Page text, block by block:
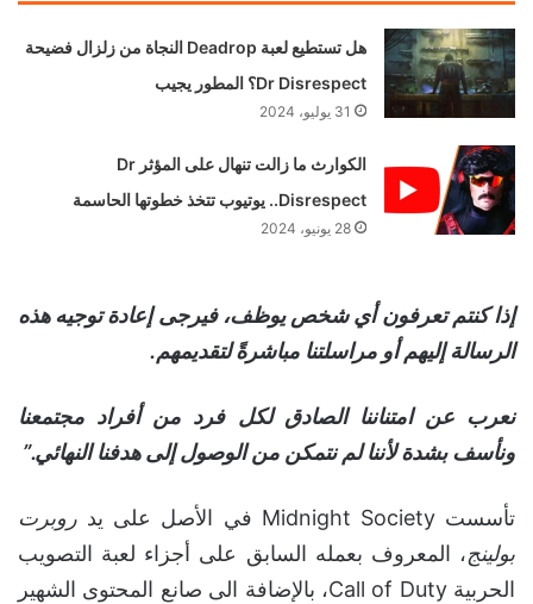
هل تستطيع لعبة Deadrop النجاة من زلزال فضيحة
Dr Disrespect؟ المطور يجيب
31 يوليو، 2024
الكوارث ما زالت تنهال على المؤثر Dr
Disrespect.. يوتيوب تتخذ خطوتها الحاسمة
28 يونيو، 2024
إذا كنتم تعرفون أي شخص يوظف، فيرجى إعادة توجيه هذه
الرسالة إليهم أو مراسلتنا مباشرةً لتقديمهم.
نعرب عن امتناننا الصادق لكل فرد من أفراد مجتمعنا
ونأسف بشدة لأننا لم نتمكن من الوصول إلى هدفنا النهائي.”
تأسست Midnight Society في الأصل على يد
روبرت
بولينج، المعروف بعمله السابق على أجزاء لعبة التصويب
الحربية Call of Duty، بالإضافة الى صانع المحتوى الشهير